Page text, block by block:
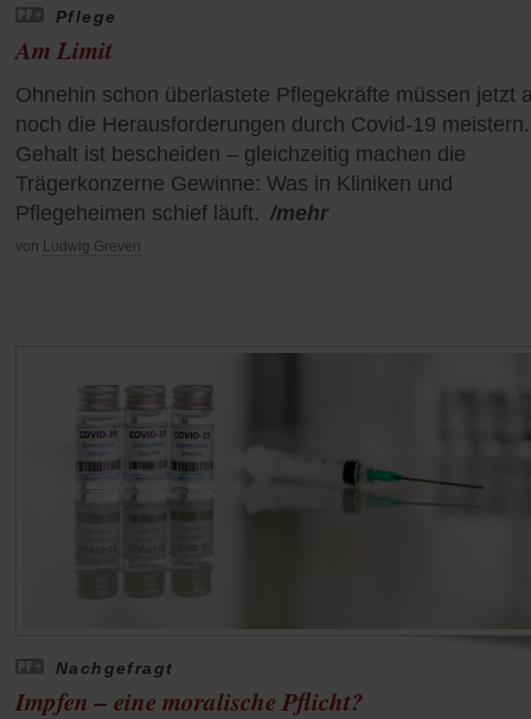
Pflege
Am Limit
Ohnehin schon überlastete Pflegekräfte müssen jetzt
noch die Herausforderungen durch Covid-19
Gehalt ist bescheiden – gleichzeitig machen die
Trägerkonzerne Gewinne: Was in Kliniken und
Pflegeheimen schief läuft. /mehr
von Ludwig Greven
Nachgefragt
Impfen – eine moralische Pflicht?